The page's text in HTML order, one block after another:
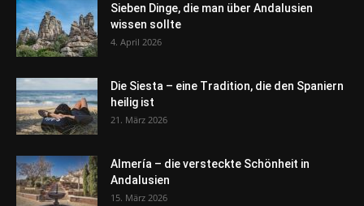
Sieben Dinge, die man über Andalusien
wissen sollte
4. April 2026
Die Siesta – eine Tradition, die den Spaniern
heilig ist
21. März 2026
Almería – die versteckte Schönheit in
Andalusien
15. März 2026